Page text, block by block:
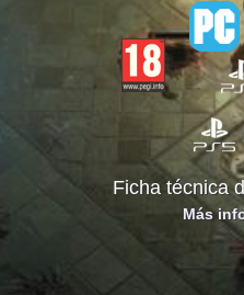
Ficha técnica
Más